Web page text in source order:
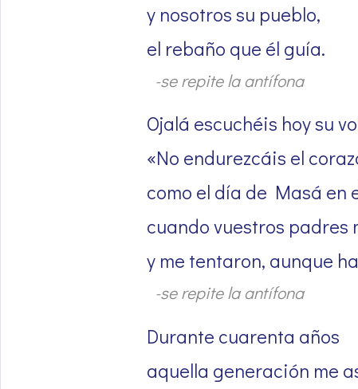
y nosotros su pueblo,
el rebaño que él guía.
-se repite la antífona
Ojalá escuchéis hoy su
«No endurezcáis el
como el día de Masá en
cuando vuestros padres
y me tentaron, aunque
-se repite la antífona
Durante cuarenta años
aquella generación me